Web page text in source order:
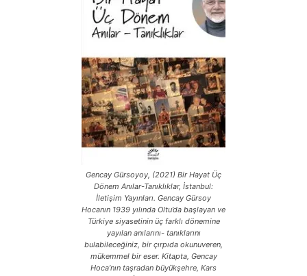
Gencay Gürsoyoy, (2021) Bir Hayat Üç
Dönem Anılar-Tanıklıklar, İstanbul:
İletişim Yayınları. Gencay Gürsoy
Hocanın 1939 yılında Oltu’da başlayan ve
Türkiye siyasetinin üç farklı dönemine
yayılan anılarını- tanıklarını
bulabileceğiniz, bir çırpıda okunuveren,
mükemmel bir eser. Kitapta, Gencay
Hoca’nın taşradan büyükşehre, Kars